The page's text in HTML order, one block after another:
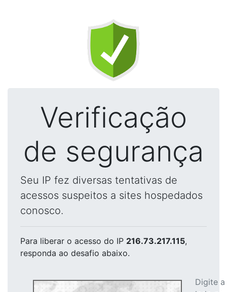
Verificação
de segurança
Seu IP fez diversas tentativas de
acessos suspeitos a sites hospedados
conosco.
Para liberar o acesso do IP 216.73.217.115,
responda ao desafio abaixo.
Digite